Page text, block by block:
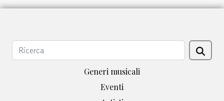
Generi musicali
Eventi